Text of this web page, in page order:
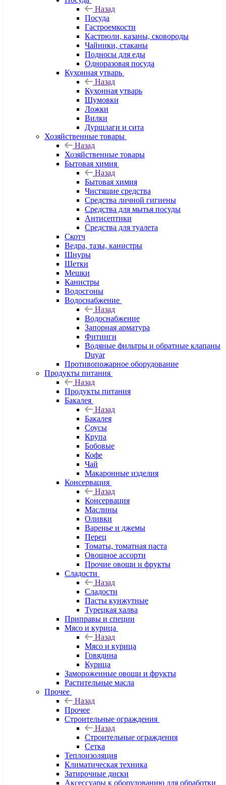
Назад
Посуда
Гастроемкости
Кастрюли, казаны, сковороды
Чайники, стаканы
Подносы для еды
Одноразовая посуда
Кухонная утварь
Назад
Кухонная утварь
Шумовки
Ложки
Вилки
Дуршлаги и сита
Хозяйственные товары
Назад
Хозяйственные товары
Бытовая химия
Назад
Бытовая химия
Чистящие средства
Средства личной гигиены
Средства для мытья посуды
Антисептики
Средства для туалета
Скотч
Ведра, тазы, канистры
Шнуры
Щетки
Мешки
Канистры
Водосгоны
Водоснабжение
Назад
Водоснабжение
Запорная арматура
Фитинги
Водяные фильтры и обратные клапаны
Duyar
Противопожарное оборудование
Продукты питания
Назад
Продукты питания
Бакалея
Назад
Бакалея
Соусы
Крупа
Бобовые
Кофе
Чай
Макаронные изделия
Консервация
Назад
Консервация
Маслины
Оливки
Варенье и джемы
Перец
Томаты, томатная паста
Овощное ассорти
Прочие овощи и фрукты
Сладости
Назад
Сладости
Пасты кунжутные
Турецкая халва
Приправы и специи
Мясо и курица
Назад
Мясо и курица
Говядина
Курица
Замороженные овощи и фрукты
Растительные масла
Прочее
Назад
Прочее
Строительные ограждения
Назад
Строительные ограждения
Сетка
Теплоизоляция
Климатическая техника
Затирочные диски
Аксессуары к оборудованию для обработки